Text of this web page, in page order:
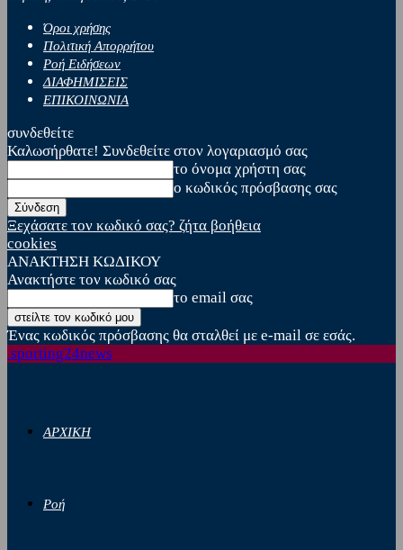
Όροι χρήσης
Πολιτική Απορρήτου
Ροή Ειδήσεων
ΔΙΑΦΗΜΙΣΕΙΣ
ΕΠΙΚΟΙΝΩΝΙΑ
συνδεθείτε
Καλωσήρθατε! Συνδεθείτε στον λογαριασμό σας
το όνομα χρήστη σας
ο κωδικός πρόσβασης σας
Ξεχάσατε τον κωδικό σας? ζήτα βοήθεια
cookies
ΑΝΑΚΤΗΣΗ ΚΩΔΙΚΟΥ
Ανακτήστε τον κωδικό σας
το email σας
Ένας κωδικός πρόσβασης θα σταλθεί με e-mail σε εσάς.
sporting24news
ΑΡΧΙΚΗ
Ροή